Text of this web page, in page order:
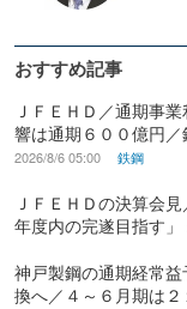
おすすめ記事
ＪＦＥＨＤ／通期事
響は通期６００億円
2026/8/6 05:00 鉄鋼
ＪＦＥＨＤの決算会
年度内の完遂目指す」
神戸製鋼の通期経常
換へ／４～６月期は